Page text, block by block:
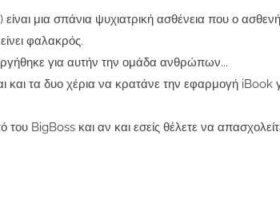
είναι μια σπάνια ψυχιατρική ασθένεια που ο
φαλακρός.
για αυτήν την ομάδα ανθρώπων...
και τα δυο χέρια να κρατάνε την εφαρμογή
BigBoss και αν και εσείς θέλετε να